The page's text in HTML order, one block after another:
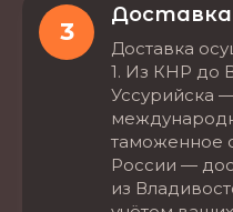
3
Доставка
Доставка
1. Из КНР до
Уссурийска
таможенное
России —
из